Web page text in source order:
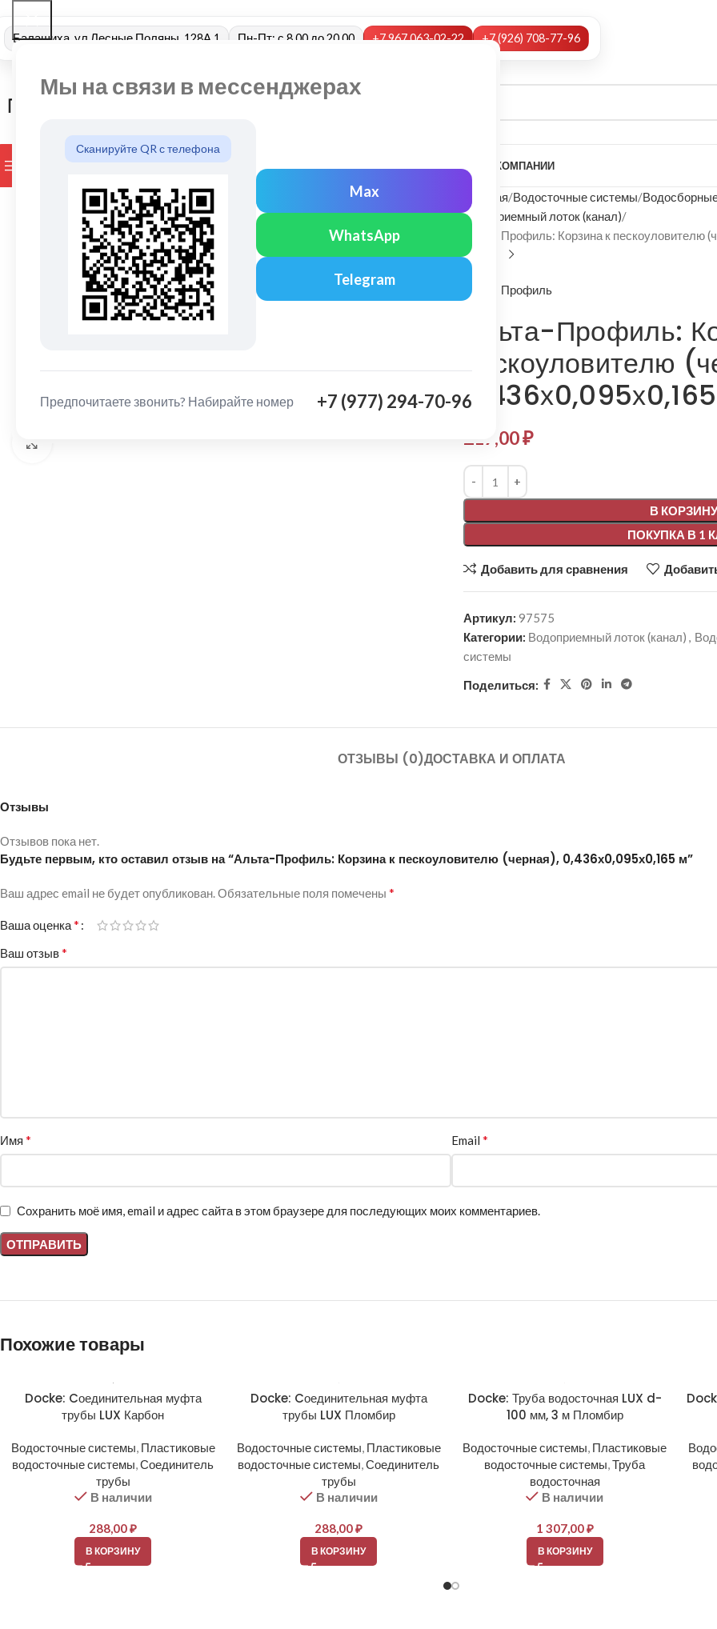
Мы на связи в мессенджерах
Сканируйте QR с телефона
Max
WhatsApp
Telegram
Предпочитаете звонить? Набирайте номер +7 (977) 294-70-96
Балашиха, ул Лесные Поляны, 128А 1 Пн-Пт: с 8.00 до 20.00 +7 967 063-02-22 +7 (926) 708-77-96
ПРОСМОТР КАТЕГОРИЙ БРЕНДЫ О КОМПАНИИ
Главная Водосточные системы
Водоприемный лоток (канал)
Альта-Профиль: Корзина к пескоуловителю
Альта-Профиль
Альта-Профиль:
пескоуловителю
217,00₽
В КОРЗИНУ
ПОКУПКА В 1
Alternative:
Добавить для сравнения
Артикул:97575
Категории: Водоприемный лоток (канал) ,
системы
Поделиться:
ОТЗЫВЫ (0)ДОСТАВКА И ОПЛАТА
Отзывы
Отзывов пока нет.
Будьте первым, кто оставил отзыв на “Альта-Профиль: Корзина к пескоуловителю (черная), 0,436х0,095х0,165 м”
Ваш адрес email не будет опубликован.Обязательные поля помечены *
Ваша оценка*
Ваш отзыв*
Имя * Email*
Сохранить моё имя, email и адрес сайта в этом браузере для последующих моих комментариев.
Alternative:
Похожие товары
Docke: Cоединительная муфта
трубы LUX Карбон
Водосточные системы, Пластиковые
водосточные системы,Соединитель
трубы
В наличии
288,00₽
В КОРЗИНУ
Docke: Cоединительная муфта
трубы LUX Пломбир
Водосточные системы, Пластиковые
водосточные системы,Соединитель
трубы
В наличии
288,00₽
В КОРЗИНУ
Docke: Труба водосточная LUX d-
100 мм, 3 м Пломбир
Водосточные системы, Пластиковые
водосточные системы,Труба
водосточная
В наличии
1 307,00₽
В КОРЗИНУ